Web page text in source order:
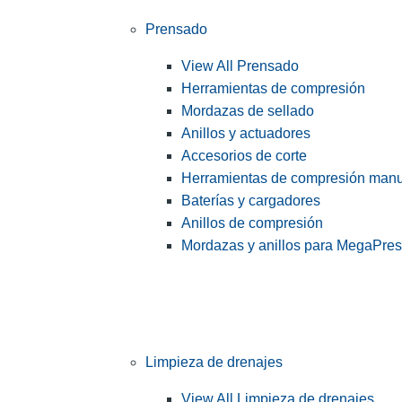
Prensado
View All Prensado
Herramientas de compresión
Mordazas de sellado
Anillos y actuadores
Accesorios de corte
Herramientas de compresión
Baterías y cargadores
Anillos de compresión
Mordazas y anillos para
Limpieza de drenajes
View All Limpieza de drenajes